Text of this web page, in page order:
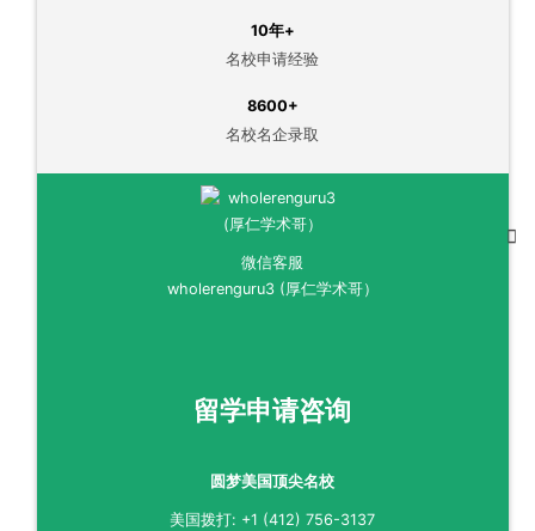
10年+
名校申请经验
8600+
名校名企录取
微信客服
wholerenguru3 (厚仁学术哥）
留学申请咨询
圆梦美国顶尖名校
美国拨打: +1 (412) 756-3137